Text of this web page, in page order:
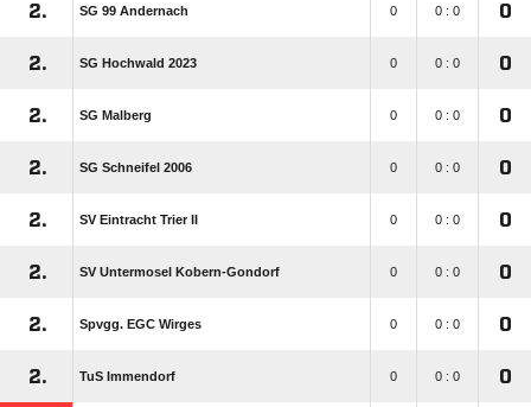
2. SG 99 Andernach 0 0 : 0 0
2. SG Hochwald 2023 0 0 : 0 0
2. SG Malberg 0 0 : 0 0
2. SG Schneifel 2006 0 0 : 0 0
2. SV Eintracht Trier II 0 0 : 0 0
2. SV Untermosel Kobern-Gondorf 0 0 : 0 0
2. Spvgg. EGC Wirges 0 0 : 0 0
2. TuS Immendorf 0 0 : 0 0